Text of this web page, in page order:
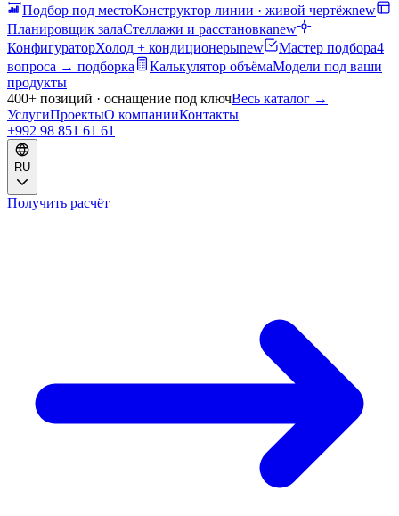
Подбор под местоКонструктор линии · живой чертёжnew
Планировщик залаСтеллажи и расстановкаnew
КонфигураторХолод + кондиционерыnew Мастер подбора4
вопроса → подборка
Калькулятор объёмаМодели под ваши
продукты
400+ позиций · оснащение под ключВесь каталог →
УслугиПроектыО компанииКонтакты
+992 98 851 61 61
RU
Получить расчёт